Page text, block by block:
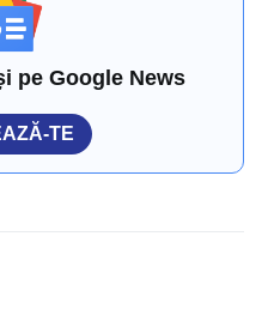
pe Google News
TE